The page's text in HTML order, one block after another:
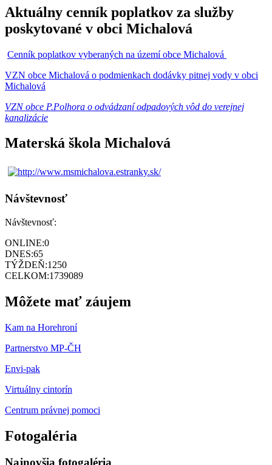
Aktuálny cenník poplatkov za služby
poskytované v obci Michalová
Cenník poplatkov vyberaných na území obce Michalová
VZN obce Michalová o podmienkach dodávky pitnej vody v obci
Michalová
VZN obce P.Polhora o odvádzaní odpadových vôd do verejnej
kanalizácie
Materská škola Michalová
Návštevnosť
Návštevnosť:
ONLINE:0
DNES:65
TÝŽDEŇ:1250
CELKOM:1739089
Môžete mať záujem
Kam na Horehroní
Partnerstvo MP-ČH
Envi-pak
Virtuálny cintorín
Centrum právnej pomoci
Fotogaléria